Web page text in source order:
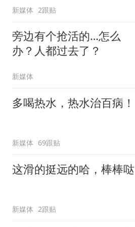
新媒体 2跟贴
旁边有个抢活的…怎么
办？人都过去了？
新媒体
多喝热水，热水治百病！
新媒体 69跟贴
这滑的挺远的哈，棒棒哒
新媒体 2跟贴